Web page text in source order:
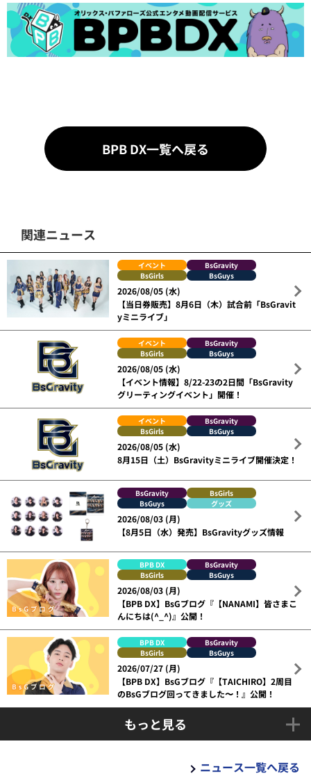
BPB DX一覧へ戻る
関連ニュース
イベント
BsGravity
BsGirls
BsGuys
2026/08/05 (水)
【当日券販売】8月6日（木）試合前「BsGravit
yミニライブ」
イベント
BsGravity
BsGirls
BsGuys
2026/08/05 (水)
【イベント情報】8/22-23の2日間「BsGravity
グリーティングイベント」開催！
イベント
BsGravity
BsGirls
BsGuys
2026/08/05 (水)
8月15日（土）BsGravityミニライブ開催決定！
BsGravity
BsGirls
BsGuys
グッズ
2026/08/03 (月)
【8月5日（水）発売】BsGravityグッズ情報
BPB DX
BsGravity
BsGirls
BsGuys
2026/08/03 (月)
【BPB DX】BsGブログ『【NANAMI】皆さまこ
んにちは(^_^)』公開！
BPB DX
BsGravity
BsGirls
BsGuys
2026/07/27 (月)
【BPB DX】BsGブログ『【TAICHIRO】2周目
のBsGブログ回ってきました〜！』公開！
もっと見る
ニュース一覧へ戻る